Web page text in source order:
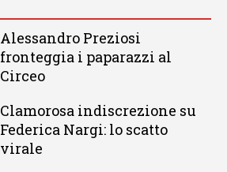
Alessandro Preziosi
fronteggia i paparazzi al
Circeo
Clamorosa indiscrezione su
Federica Nargi: lo scatto
virale